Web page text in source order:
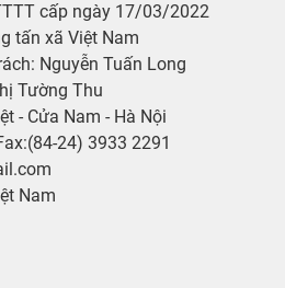
cấp ngày 17/03/2022
tấn xã Việt Nam
Nguyễn Tuấn Long
Tường Thu
- Cửa Nam - Hà Nội
24) 3933 2291
Nam